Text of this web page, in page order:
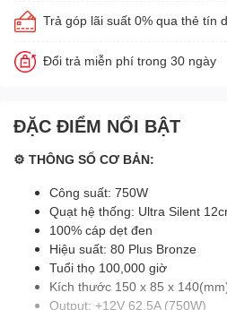
Trả góp lãi suất 0% qua thẻ tín
Đổi trả miễn phí trong 30 ngày
ĐẶC ĐIỂM NỔI BẬT
⚙ THÔNG SỐ CƠ BẢN:
Công suất: 750W
Quạt hệ thống: Ultra Silent
100% cáp dẹt đen
Hiệu suất: 80 Plus Bronze
Tuổi thọ 100,000 giờ
Kích thước 150 x 85 x
Output: +12V 62.5A (750W)